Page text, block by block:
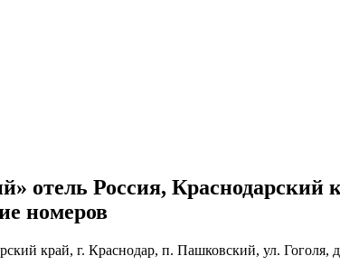
отель Россия, Краснодарский
номеров
край, г. Краснодар, п. Пашковский, ул. Гоголя,